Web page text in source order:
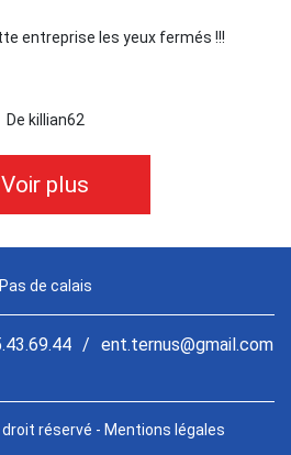
Je recommande !!
Voir plus
Pas de calais
/ ent.ternus@gmail.com
réservé - Mentions légales